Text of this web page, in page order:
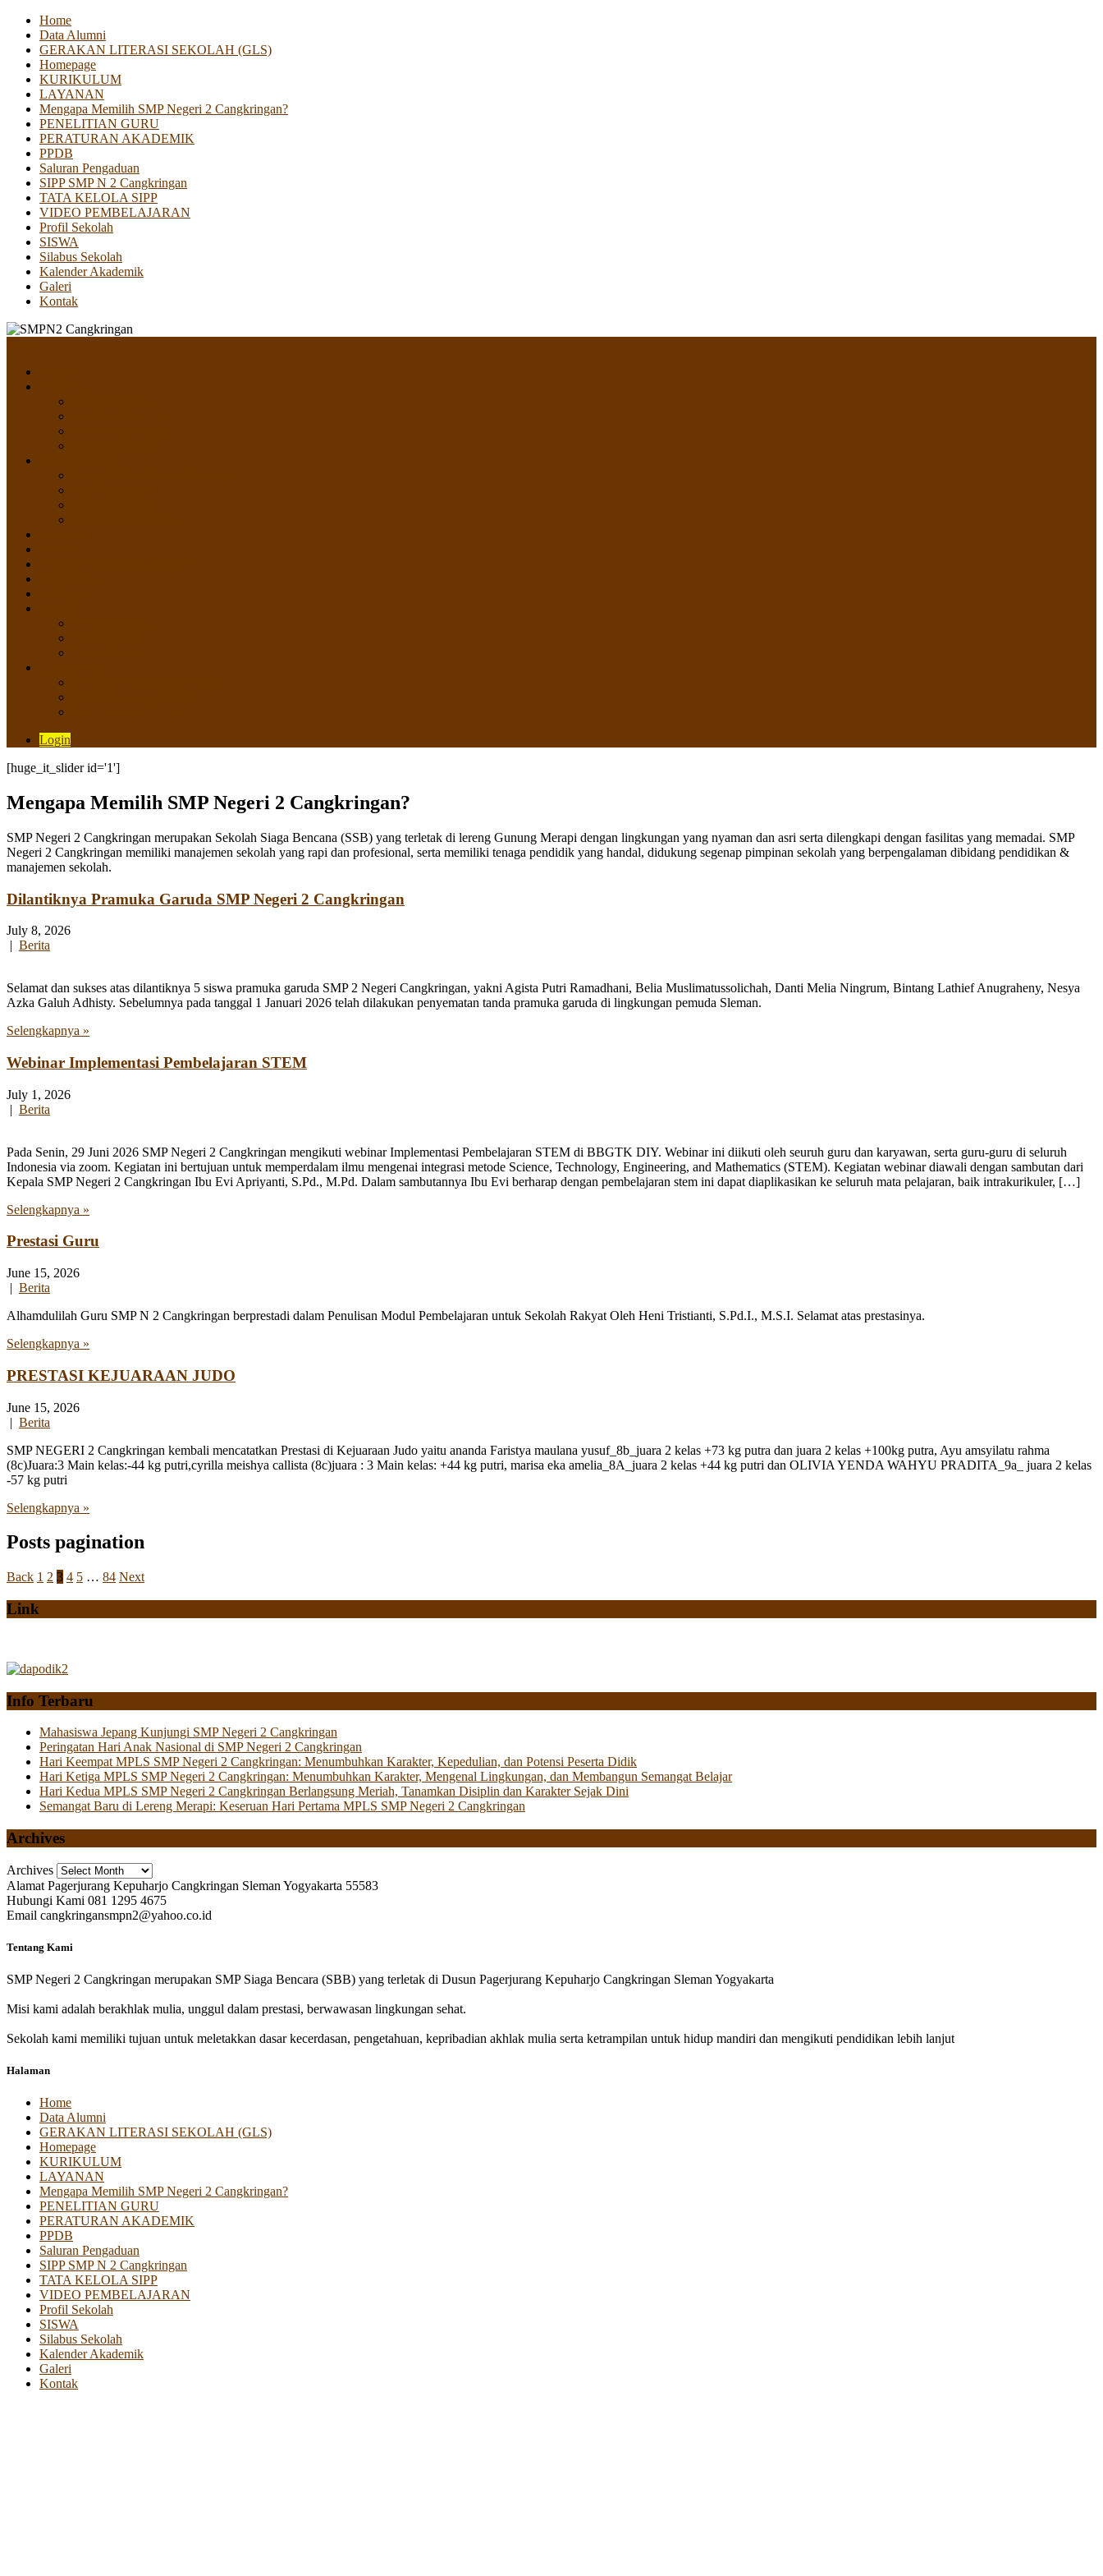
Home
Data Alumni
GERAKAN LITERASI SEKOLAH (GLS)
Homepage
KURIKULUM
LAYANAN
Mengapa Memilih SMP Negeri 2 Cangkringan?
PENELITIAN GURU
PERATURAN AKADEMIK
PPDB
Saluran Pengaduan
SIPP SMP N 2 Cangkringan
TATA KELOLA SIPP
VIDEO PEMBELAJARAN
Profil Sekolah
SISWA
Silabus Sekolah
Kalender Akademik
Galeri
Kontak
Login
[huge_it_slider id='1']
Mengapa Memilih SMP Negeri 2 Cangkringan?
SMP Negeri 2 Cangkringan merupakan Sekolah Siaga Bencana (SSB) yang terletak di lereng Gunung Merapi dengan lingkungan yang nyaman dan asri serta dilengkapi dengan fasilitas yang memadai. SMP
Negeri 2 Cangkringan memiliki manajemen sekolah yang rapi dan profesional, serta memiliki tenaga pendidik yang handal, didukung segenap pimpinan sekolah yang berpengalaman dibidang pendidikan &
manajemen sekolah.
Dilantiknya Pramuka Garuda SMP Negeri 2 Cangkringan
July 8, 2026
| Berita
Selamat dan sukses atas dilantiknya 5 siswa pramuka garuda SMP 2 Negeri Cangkringan, yakni Agista Putri Ramadhani, Belia Muslimatussolichah, Danti Melia Ningrum, Bintang Lathief Anugraheny, Nesya
Azka Galuh Adhisty. Sebelumnya pada tanggal 1 Januari 2026 telah dilakukan penyematan tanda pramuka garuda di lingkungan pemuda Sleman.
Selengkapnya »
Webinar Implementasi Pembelajaran STEM
July 1, 2026
| Berita
Pada Senin, 29 Juni 2026 SMP Negeri 2 Cangkringan mengikuti webinar Implementasi Pembelajaran STEM di BBGTK DIY. Webinar ini diikuti oleh seuruh guru dan karyawan, serta guru-guru di seluruh
Indonesia via zoom. Kegiatan ini bertujuan untuk memperdalam ilmu mengenai integrasi metode Science, Technology, Engineering, and Mathematics (STEM). Kegiatan webinar diawali dengan sambutan dari
Kepala SMP Negeri 2 Cangkringan Ibu Evi Apriyanti, S.Pd., M.Pd. Dalam sambutannya Ibu Evi berharap dengan pembelajaran stem ini dapat diaplikasikan ke seluruh mata pelajaran, baik intrakurikuler, […]
Selengkapnya »
Prestasi Guru
June 15, 2026
| Berita
Alhamdulilah Guru SMP N 2 Cangkringan berprestadi dalam Penulisan Modul Pembelajaran untuk Sekolah Rakyat Oleh Heni Tristianti, S.Pd.I., M.S.I. Selamat atas prestasinya.
Selengkapnya »
PRESTASI KEJUARAAN JUDO
June 15, 2026
| Berita
SMP NEGERI 2 Cangkringan kembali mencatatkan Prestasi di Kejuaraan Judo yaitu ananda Faristya maulana yusuf_8b_juara 2 kelas +73 kg putra dan juara 2 kelas +100kg putra, Ayu amsyilatu rahma
(8c)Juara:3 Main kelas:-44 kg putri,cyrilla meishya callista (8c)juara : 3 Main kelas: +44 kg putri, marisa eka amelia_8A_juara 2 kelas +44 kg putri dan OLIVIA YENDA WAHYU PRADITA_9a_ juara 2 kelas
-57 kg putri
Selengkapnya »
Posts pagination
Back 1 2 3 4 5 … 84 Next
Link
Info Terbaru
Mahasiswa Jepang Kunjungi SMP Negeri 2 Cangkringan
Peringatan Hari Anak Nasional di SMP Negeri 2 Cangkringan
Hari Keempat MPLS SMP Negeri 2 Cangkringan: Menumbuhkan Karakter, Kepedulian, dan Potensi Peserta Didik
Hari Ketiga MPLS SMP Negeri 2 Cangkringan: Menumbuhkan Karakter, Mengenal Lingkungan, dan Membangun Semangat Belajar
Hari Kedua MPLS SMP Negeri 2 Cangkringan Berlangsung Meriah, Tanamkan Disiplin dan Karakter Sejak Dini
Semangat Baru di Lereng Merapi: Keseruan Hari Pertama MPLS SMP Negeri 2 Cangkringan
Archives
Archives
Alamat Pagerjurang Kepuharjo Cangkringan Sleman Yogyakarta 55583
Hubungi Kami 081 1295 4675
Email cangkringansmpn2@yahoo.co.id
Tentang Kami
SMP Negeri 2 Cangkringan merupakan SMP Siaga Bencara (SBB) yang terletak di Dusun Pagerjurang Kepuharjo Cangkringan Sleman Yogyakarta
Misi kami adalah berakhlak mulia, unggul dalam prestasi, berwawasan lingkungan sehat.
Sekolah kami memiliki tujuan untuk meletakkan dasar kecerdasan, pengetahuan, kepribadian akhlak mulia serta ketrampilan untuk hidup mandiri dan mengikuti pendidikan lebih lanjut
Halaman
Home
Data Alumni
GERAKAN LITERASI SEKOLAH (GLS)
Homepage
KURIKULUM
LAYANAN
Mengapa Memilih SMP Negeri 2 Cangkringan?
PENELITIAN GURU
PERATURAN AKADEMIK
PPDB
Saluran Pengaduan
SIPP SMP N 2 Cangkringan
TATA KELOLA SIPP
VIDEO PEMBELAJARAN
Profil Sekolah
SISWA
Silabus Sekolah
Kalender Akademik
Galeri
Kontak